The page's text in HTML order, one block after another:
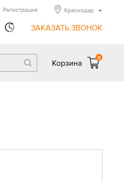
ЗАКАЗАТЬ ЗВОНОК
Регистрация Краснодар
Корзина
0